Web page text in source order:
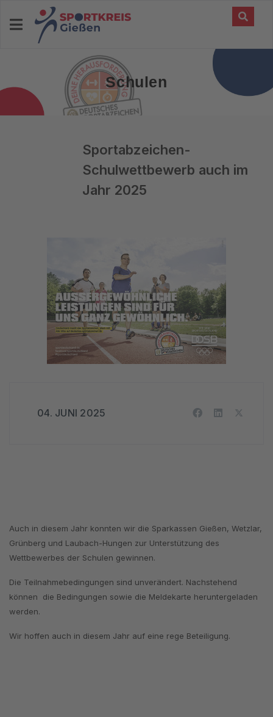
Schulen
Sportabzeichen-
Schulwettbewerb auch im
Jahr 2025
04. JUNI 2025
Auch in diesem Jahr konnten wir die Sparkassen Gießen, Wetzlar,
Grünberg und Laubach-Hungen zur Unterstützung des
Wettbewerbes der Schulen gewinnen.
Die Teilnahmebedingungen sind unverändert. Nachstehend
können die Bedingungen sowie die Meldekarte heruntergeladen
werden.
Wir hoffen auch in diesem Jahr auf eine rege Beteiligung.